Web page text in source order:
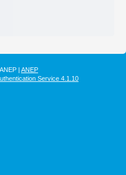
| ANEP
Service 4.1.10